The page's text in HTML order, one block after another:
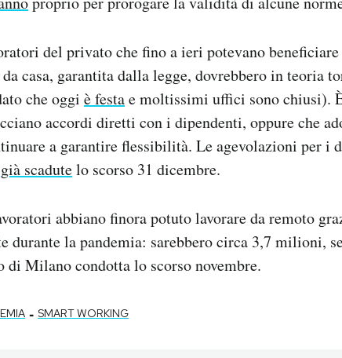
del privato che fino a ieri potevano
casa, garantita dalla legge, dovrebbero in teoria
che oggi è festae moltissimi uffici sono chiusi).
accordi diretti con i dipendenti, oppure che
a garantire flessibilità. Le agevolazioni per i
scadutelo scorso 31 dicembre.
abbiano finora potuto lavorare da remoto
durante la pandemia: sarebbero circa 3,7 milioni,
di Milano condotta lo scorso novembre.
- SMART WORKING